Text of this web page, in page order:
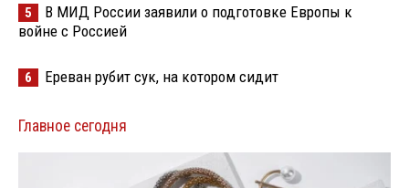
5
В МИД России заявили о подготовке Европы к
войне с Россией
6 Ереван рубит сук, на котором сидит
Главное сегодня